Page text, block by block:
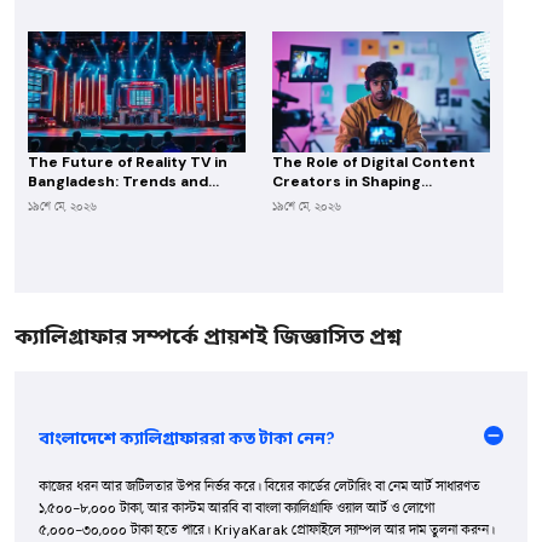
The Future of Reality TV in
Bangladesh: Trends and
Opportunities for Producers
১৯শে মে, ২০২৬
The Role of Digital Content
Creators in Shaping
Bangladesh’s Entertainment
১৯শে মে, ২০২৬
ক্যালিগ্রাফার সম্পর্কে প্রায়শই জিজ্ঞাসিত প্রশ্ন
বাংলাদেশে ক্যালিগ্রাফাররা কত টাকা নেন?
কাজের ধরন আর জটিলতার উপর নির্ভর করে। বিয়ের কার্ডের লেটারিং বা নেম আর্ট সাধারণত
১,৫০০-৮,০০০ টাকা, আর কাস্টম আরবি বা বাংলা ক্যালিগ্রাফি ওয়াল আর্ট ও লোগো
৫,০০০-৩০,০০০ টাকা হতে পারে। KriyaKarak প্রোফাইলে স্যাম্পল আর দাম তুলনা করুন।